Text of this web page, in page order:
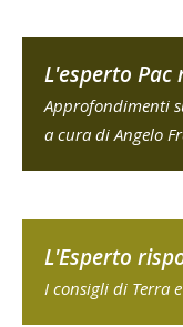
L'esperto Pac
Approfondimenti
a cura di Angelo
L'Esperto
I consigli di Terra